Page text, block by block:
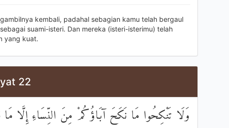
kembali, padahal sebagian kamu telah bergaul
suami-isteri. Dan mereka (isteri-isterimu) telah
yang kuat.
22
وَلَا تَنْكِحُوا مَا نَكَحَ آبَاؤُكُمْ مِنَ النِّسَاءِ إِلَّا